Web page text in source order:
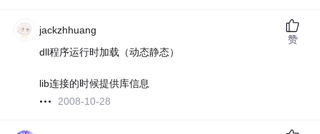
jackzhhuang
dll程序运行时加载（动态静态）
lib连接的时候提供库信息
2008-10-28
赞